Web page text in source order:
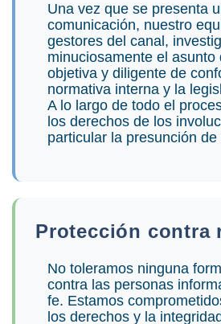
Una vez que se presenta
comunicación, nuestro
gestores del canal,
minuciosamente el asunto
objetiva y diligente de
normativa interna y la
A lo largo de todo el
los derechos de los
particular la presunción de
Protección contra
No toleramos ninguna
contra las personas
fe. Estamos
los derechos y la